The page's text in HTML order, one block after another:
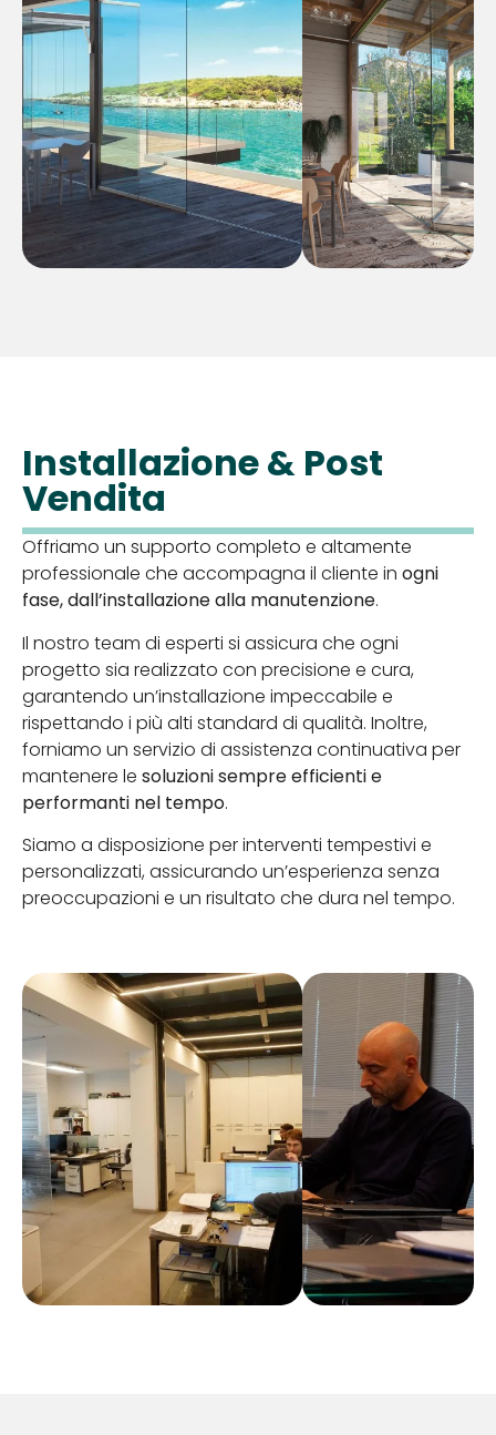
Installazione & Post
Vendita
Offriamo un supporto completo e altamente
professionale che accompagna il cliente in ogni
fase, dall’installazione alla manutenzione.
Il nostro team di esperti si assicura che ogni
progetto sia realizzato con precisione e cura,
garantendo un’installazione impeccabile e
rispettando i più alti standard di qualità. Inoltre,
forniamo un servizio di assistenza continuativa per
mantenere le soluzioni sempre efficienti e
performanti nel tempo.
Siamo a disposizione per interventi tempestivi e
personalizzati, assicurando un’esperienza senza
preoccupazioni e un risultato che dura nel tempo.